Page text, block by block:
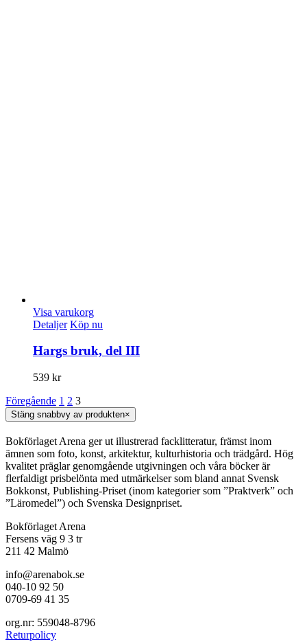
Visa varukorg
Detaljer Köp nu
Hargs bruk, del III
539 kr
Föregående 1 2 3
Stäng snabbvy av produkten×
Bokförlaget Arena ger ut illustrerad facklitteratur, främst inom
ämnen som foto, konst, arkitektur, kulturhistoria och trädgård. Hög
kvalitet präglar genomgående utgivningen och våra böcker är
flerfaldigt prisbelönta med utmärkelser som bland annat Svensk
Bokkonst, Publishing-Priset (inom kategorier som ”Praktverk” och
”Läromedel”) och Svenska Designpriset.
Bokförlaget Arena
Fersens väg 9 3 tr
211 42 Malmö
info@arenabok.se
040-10 92 50
0709-69 41 35
org.nr: 559048-8796
Returpolicy